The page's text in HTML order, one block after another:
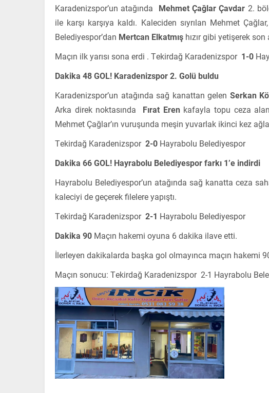
Karadenizspor’un atağında Mehmet Çağlar Çavdar 2.
ile karşı karşıya kaldı. Kaleciden sıyrılan Mehmet
Belediyespor’dan Mertcan Elkatmış hızır gibi yetişerek
Maçın ilk yarısı sona erdi . Tekirdağ Karadenizspor 1-0
Dakika 48 GOL! Karadenizspor 2. Golü buldu
Karadenizspor’un atağında sağ kanattan gelen Serkan
Arka direk noktasında Fırat Eren kafayla topu ceza
Mehmet Çağlar’ın vuruşunda meşin yuvarlak ikinci kez
Tekirdağ Karadenizspor 2-0 Hayrabolu Belediyespor
Dakika 66 GOL! Hayrabolu Belediyespor farkı 1’e indirdi
Hayrabolu Belediyespor’un atağında sağ kanatta ceza
kaleciyi de geçerek filelere yapıştı.
Tekirdağ Karadenizspor 2-1 Hayrabolu Belediyespor
Dakika 90 Maçın hakemi oyuna 6 dakika ilave etti.
İlerleyen dakikalarda başka gol olmayınca maçın hakemi
Maçın sonucu: Tekirdağ Karadenizspor 2-1 Hayrabolu